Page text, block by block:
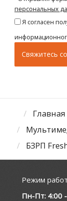
персональных
Я согласен
Главная
БЗРП
Режим
Пн-Пт: 4:00